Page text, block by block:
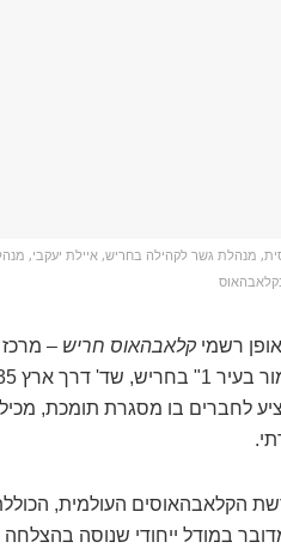
מנהלת גשר לקהילה בחריש, איילת יעקבי,
רשמי קלאבהאוס חריש –
לחברים בו מסגרת תומכת,
במודל ייחודי שנוסה